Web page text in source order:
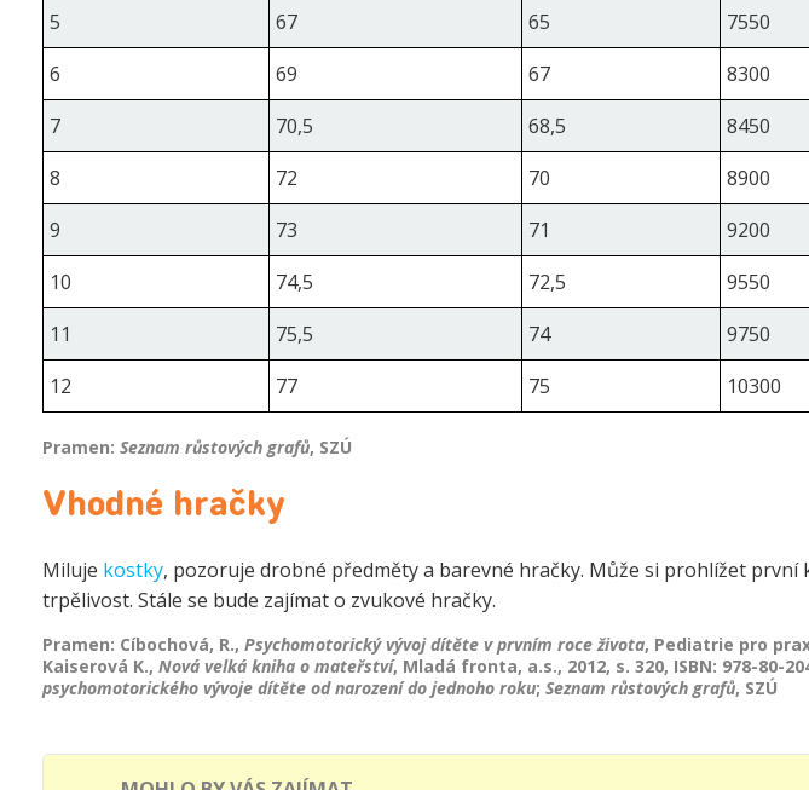
5
67 65 7550
6
69 67 8300
7
70,5 68,5 8450
8
72 70 8900
9
73 71 9200
10
74,5 72,5 9550
11
75,5 74 9750
12
77 75 10300
Pramen: Seznam růstových grafů, SZÚ
Vhodné hračky
Miluje kostky, pozoruje drobné předměty a barevné hračky. Může si prohlížet první
trpělivost. Stále se bude zajímat o zvukové hračky.
Pramen: Cíbochová, R., Psychomotorický vývoj dítěte v prvním roce života, Pediatrie pro
Kaiserová K., Nová velká kniha o mateřství, Mladá fronta, a.s., 2012, s. 320, ISBN: 978-80-
psychomotorického vývoje dítěte od narození do jednoho roku; Seznam růstových grafů, SZÚ